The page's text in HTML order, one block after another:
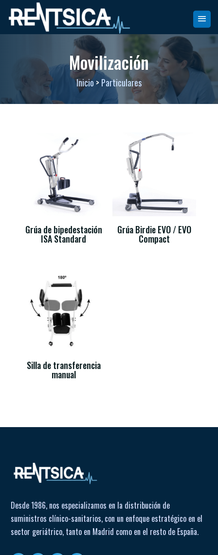
Movilización
Inicio > Particulares
Grúa de bipedestación
ISA Standard
Grúa Birdie EVO / EVO
Compact
Silla de transferencia
manual
Desde 1986, nos especializamos en la distribución de
suministros clínico-sanitarios, con un enfoque estratégico en el
sector geriátrico, tanto en Madrid como en el resto de España.